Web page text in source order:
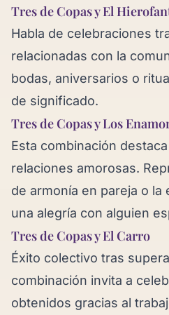
Tres de Copas y El
Habla de celebraciones
relacionadas con la
bodas, aniversarios o
de significado.
Tres de Copas y Los
Esta combinación
relaciones amorosas.
de armonía en pareja o
una alegría con alguien
Tres de Copas y El Carro
Éxito colectivo tras
combinación invita a
obtenidos gracias al